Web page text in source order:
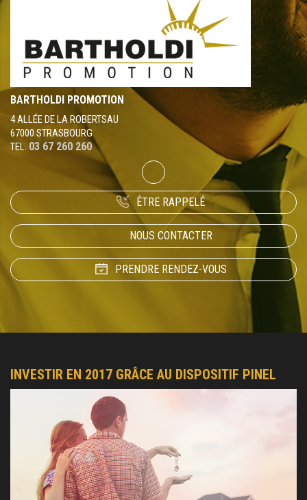
BARTHOLDI PROMOTION
4 ALLÉE DE LA ROBERTSAU
67000 STRASBOURG
TEL. 03 67 260 260
ÊTRE RAPPELÉ
NOUS CONTACTER
PRENDRE RENDEZ-VOUS
INVESTIR EN 2017 GRÂCE AU DISPOSITIF PINEL